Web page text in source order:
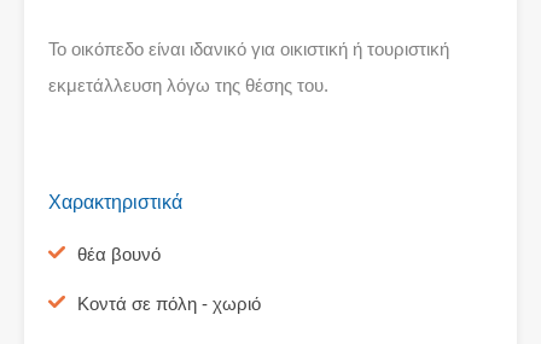
Το οικόπεδο είναι ιδανικό για οικιστική ή τουριστική
εκμετάλλευση λόγω της θέσης του.
Χαρακτηριστικά
θέα βουνό
Κοντά σε πόλη - χωριό